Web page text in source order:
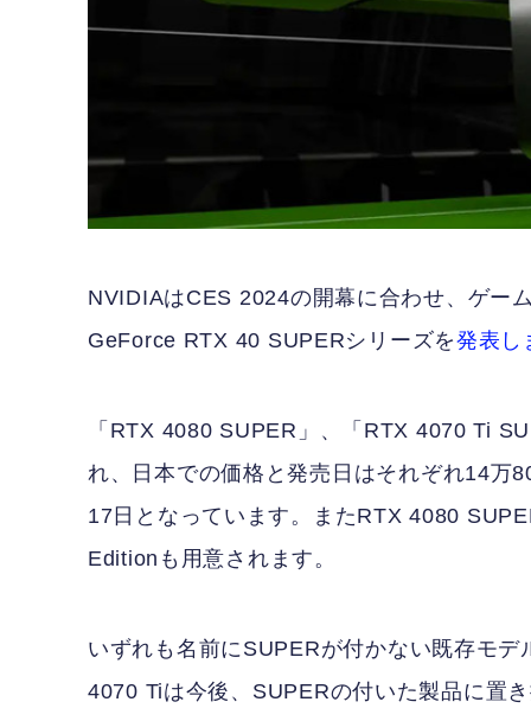
NVIDIAはCES 2024の開幕に合わせ、ゲー
GeForce RTX 40 SUPERシリーズを発表し
「RTX 4080 SUPER」、「RTX 4070 Ti
れ、日本での価格と発売日はそれぞれ14万
17日となっています。またRTX 4080
Editionも用意されます。
いずれも名前にSUPERが付かない既存モ
4070 Tiは今後、SUPERの付いた製品に置